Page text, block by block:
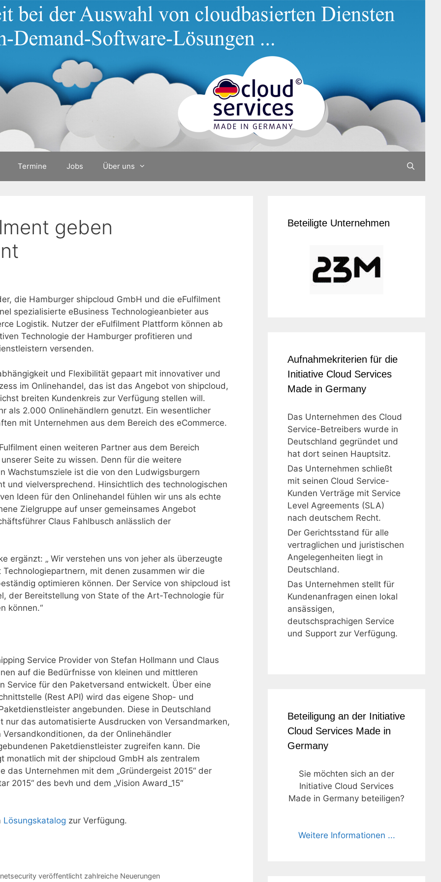
Termine Jobs Über uns
geben
die Hamburger shipcloud GmbH und die eFulfilment
spezialisierte eBusiness Technologieanbieter aus
Logistik. Nutzer der eFulfilment Plattform können ab
Technologie der Hamburger profitieren und
versenden.
und Flexibilität gepaart mit innovativer und
im Onlinehandel, das ist das Angebot von shipcloud,
breiten Kundenkreis zur Verfügung stellen will.
als 2.000 Onlinehändlern genutzt. Ein wesentlicher
mit Unternehmen aus dem Bereich des eCommerce.
einen weiteren Partner aus dem Bereich
Seite zu wissen. Denn für die weitere
Wachstumsziele ist die von den Ludwigsburgern
und vielversprechend. Hinsichtlich des technologischen
Ideen für den Onlinehandel fühlen wir uns als echte
Zielgruppe auf unser gemeinsames Angebot
Claus Fahlbusch anlässlich der
ergänzt: „ Wir verstehen uns von jeher als überzeugte
mit denen zusammen wir die
optimieren können. Der Service von shipcloud ist
der Bereitstellung von State of the Art-Technologie für
können.“
Service Provider von Stefan Hollmann und Claus
auf die Bedürfnisse von kleinen und mittleren
Service für den Paketversand entwickelt. Über eine
(Rest API) wird das eigene Shop- und
angebunden. Diese in Deutschland
das automatisierte Ausdrucken von Versandmarken,
da der Onlinehändler
Paketdienstleister zugreifen kann. Die
mit der shipcloud GmbH als zentralem
das Unternehmen mit dem „Gründergeist 2015“ der
2015“ des bevh und dem „Vision Award_15“
Lösungskatalog zur Verfügung.
veröffentlicht zahlreiche Neuerungen
Beteiligte Unternehmen
Aufnahmekriterien für die
Initiative Cloud Services
Made in Germany
Das Unternehmen des Cloud
Service-Betreibers wurde in
Deutschland gegründet und
hat dort seinen Hauptsitz.
Das Unternehmen schließt
mit seinen Cloud Service-
Kunden Verträge mit Service
Level Agreements (SLA)
nach deutschem Recht.
Der Gerichtsstand für alle
vertraglichen und juristischen
Angelegenheiten liegt in
Deutschland.
Das Unternehmen stellt für
Kundenanfragen einen lokal
ansässigen,
deutschsprachigen Service
und Support zur Verfügung.
Beteiligung an der Initiative
Cloud Services Made in
Germany
Sie möchten sich an der
Initiative Cloud Services
Made in Germany beteiligen?
Weitere Informationen ...